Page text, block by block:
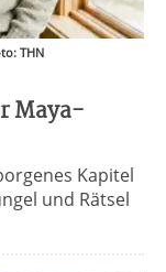
THN
Maya-
Kapitel
und Rätsel